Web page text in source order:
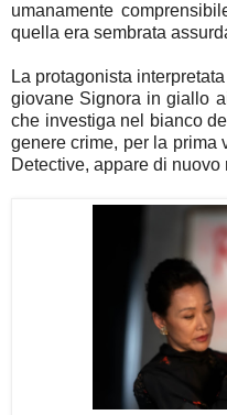
umanamente
quella era sembrata
La protagonista
giovane Signora in giallo
che investiga nel bianco
genere crime, per la prima
Detective, appare di